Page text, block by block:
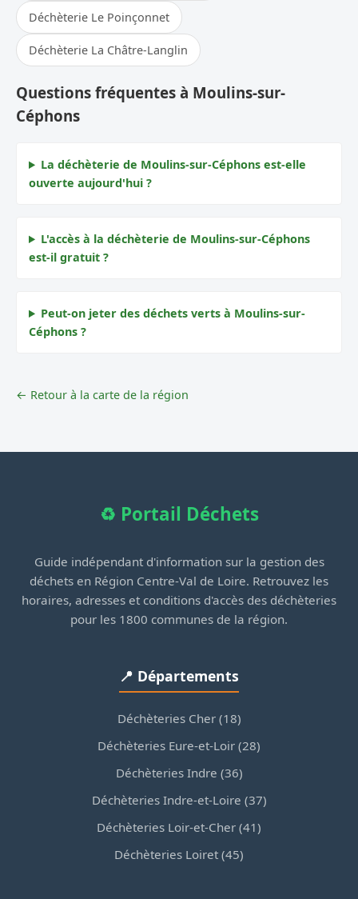
Déchèterie Le Poinçonnet
Déchèterie La Châtre-Langlin
Questions fréquentes à Moulins-sur-
Céphons
La déchèterie de Moulins-sur-Céphons est-elle
ouverte aujourd'hui ?
L'accès à la déchèterie de Moulins-sur-Céphons
est-il gratuit ?
Peut-on jeter des déchets verts à Moulins-sur-
Céphons ?
← Retour à la carte de la région
♻️ Portail Déchets
Guide indépendant d'information sur la gestion des
déchets en Région Centre-Val de Loire. Retrouvez les
horaires, adresses et conditions d'accès des déchèteries
pour les 1800 communes de la région.
📍 Départements
Déchèteries Cher (18)
Déchèteries Eure-et-Loir (28)
Déchèteries Indre (36)
Déchèteries Indre-et-Loire (37)
Déchèteries Loir-et-Cher (41)
Déchèteries Loiret (45)